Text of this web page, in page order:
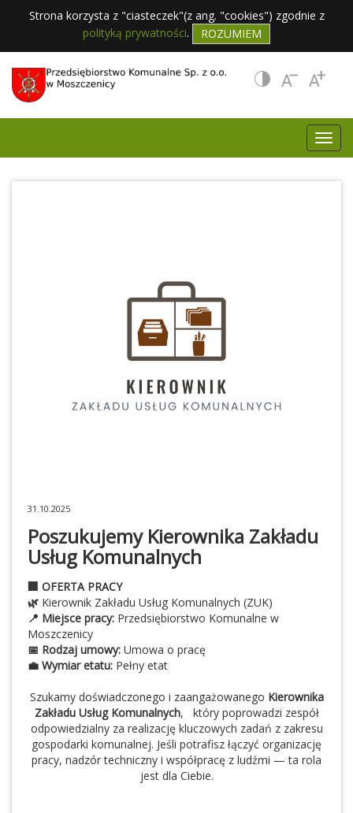
Strona korzysta z "ciasteczek"(z ang. "cookies") zgodnie z
polityką prywatności. ROZUMIEM
31.10.2025
Poszukujemy Kierownika Zakładu
Usług Komunalnych
🏢 OFERTA PRACY
🌿 Kierownik Zakładu Usług Komunalnych (ZUK)
📍 Miejsce pracy: Przedsiębiorstwo Komunalne w
Moszczenicy
📅 Rodzaj umowy: Umowa o pracę
💼 Wymiar etatu: Pełny etat
Szukamy doświadczonego i zaangażowanego Kierownika
Zakładu Usług Komunalnych,
który poprowadzi zespół
odpowiedzialny za realizację kluczowych zadań z zakresu
gospodarki komunalnej. Jeśli potrafisz łączyć organizację
pracy, nadzór techniczny i współpracę z ludźmi — ta rola
jest dla Ciebie.